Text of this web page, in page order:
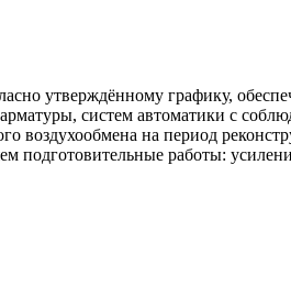
утверждённому графику,
систем автоматики с
на период
работы: